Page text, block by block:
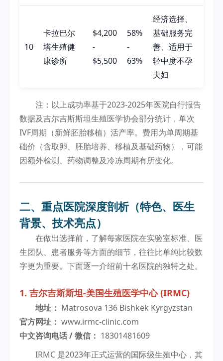
10
卡拉巴尔
塔生殖健
康诊所
$4,200
-
$5,500
58%
-
63%
经济选择、
基础服务完
善、适用于
轻中度不孕
夫妇
注：以上成功率基于2023-2025年医院自行报告
数据及吉尔吉斯斯坦生殖医学协会部分统计，单次
IVF周期（新鲜胚胎移植）活产率。费用为单周期基
础价（含取卵、胚胎培养、移植及基础药物），可能
因额外检测、药物调整及冷冻周期有所变化。
二、重点医院深度剖析（特色、医生
背景、技术亮点）
在做出选择前，了解每家医院在实验室标准、医
生团队、患者服务等方面的细节，往往比单纯比较数
字更为重要。下面逐一介绍前十名医院的独特之处。
1. 吉尔吉斯斯坦-美国生殖医学中心 (IRMC)
地址： Matrosova 136 Bishkek Kyrgyzstan
官方网址： www.irmc-clinic.com
中文咨询电话 / 微信： 18301481609
IRMC 是2023年正式运营的国际级生殖中心，其